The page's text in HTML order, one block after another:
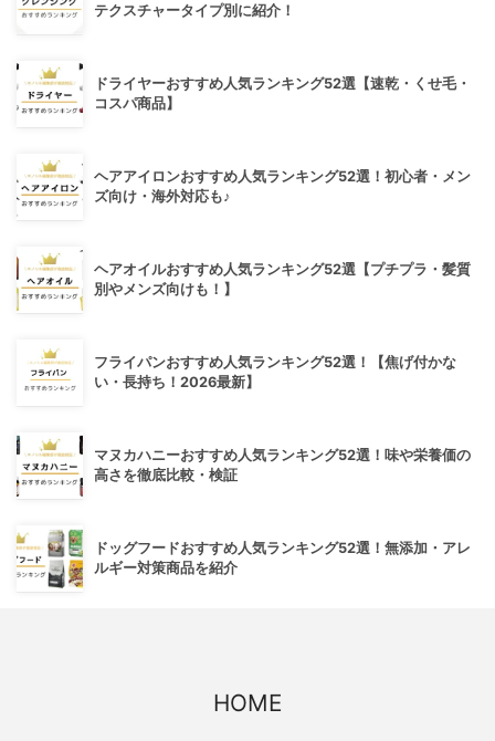
テクスチャータイプ別に紹介！
ドライヤーおすすめ人気ランキング52選【速乾・くせ毛・
コスパ商品】
ヘアアイロンおすすめ人気ランキング52選！初心者・メン
ズ向け・海外対応も♪
ヘアオイルおすすめ人気ランキング52選【プチプラ・髪質
別やメンズ向けも！】
フライパンおすすめ人気ランキング52選！【焦げ付かな
い・長持ち！2026最新】
マヌカハニーおすすめ人気ランキング52選！味や栄養価の
高さを徹底比較・検証
ドッグフードおすすめ人気ランキング52選！無添加・アレ
ルギー対策商品を紹介
HOME